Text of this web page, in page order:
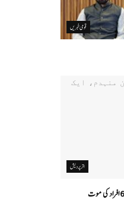
قومی خبریں
اتر پردیش